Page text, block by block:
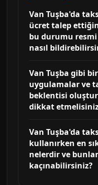
Van Tuşba'da
ücret talep
bu durumu
nasıl
Van Tuşba gibi
uygulamalar ve
beklentisi
dikkat
Van Tuşba'da
kullanırken en
nelerdir ve
kaçınabilirsiniz?